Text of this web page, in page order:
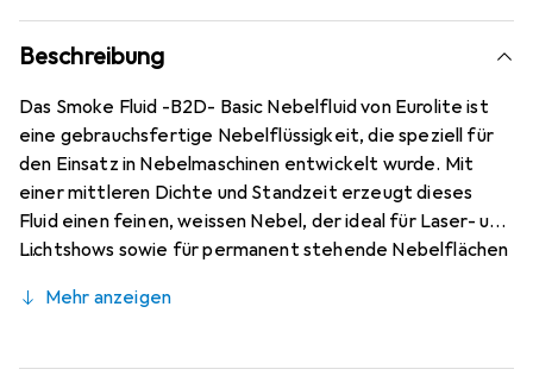
Beschreibung
Das Smoke Fluid -B2D- Basic Nebelfluid von Eurolite ist
eine gebrauchsfertige Nebelflüssigkeit, die speziell für
den Einsatz in Nebelmaschinen entwickelt wurde. Mit
einer mittleren Dichte und Standzeit erzeugt dieses
Fluid einen feinen, weissen Nebel, der ideal für Laser- und
Lichtshows sowie für permanent stehende Nebelflächen
ist geruchsneutral und zeichnet sich durch eine
Glyzerin oder DEG enthält. Dies macht das Produkt
Mehr anzeigen